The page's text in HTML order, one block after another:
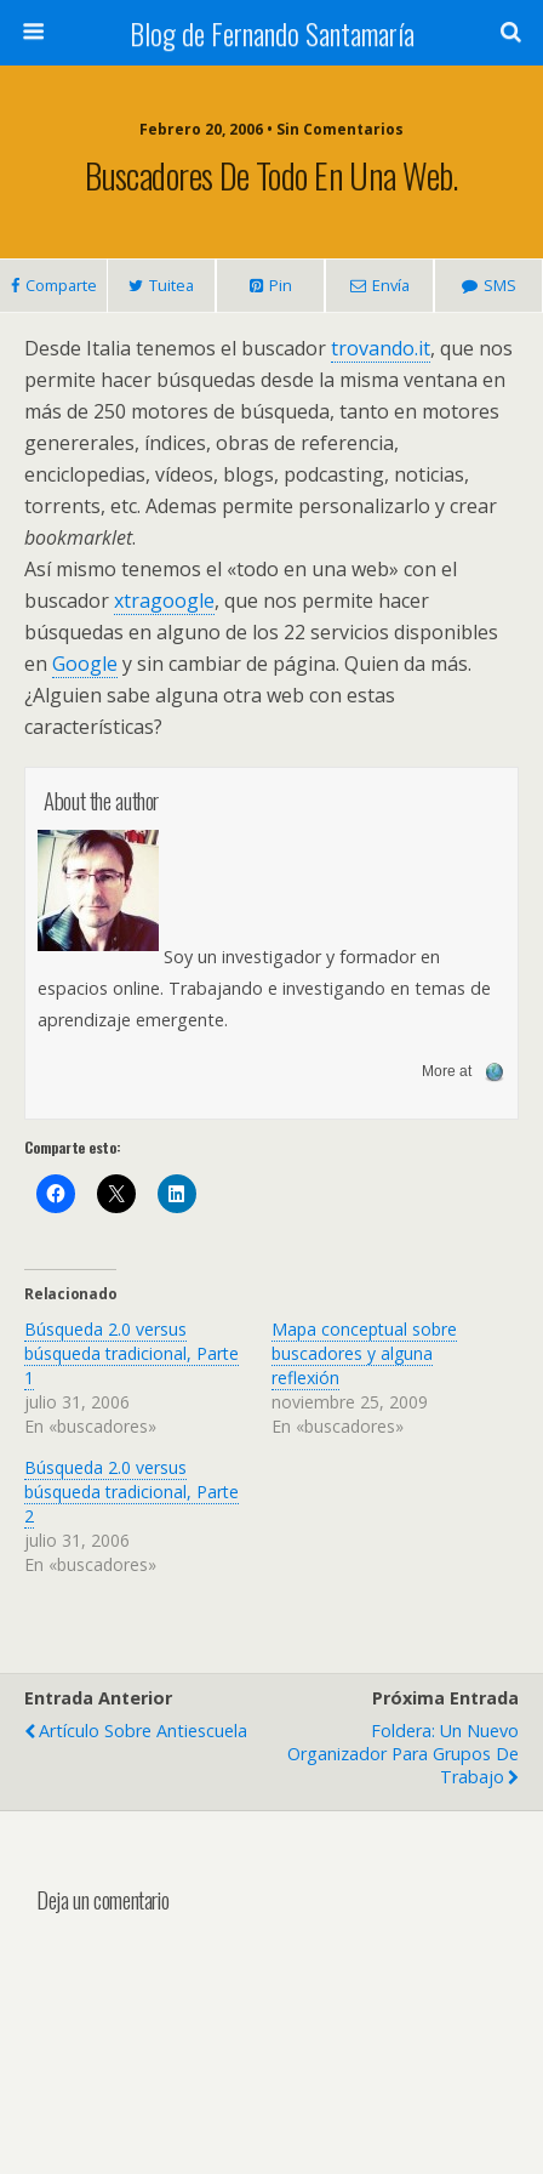
Blog de Fernando Santamaría
Febrero 20, 2006 • Sin Comentarios
Buscadores De Todo En Una Web.
Comparte Tuitea Pin Envía SMS
Desde Italia tenemos el buscadortrovando.it, que nos
permite hacer búsquedas desde la misma ventana en
más de 250 motores de búsqueda, tanto en motores
genererales, índices, obras de referencia,
enciclopedias, vídeos, blogs, podcasting, noticias,
torrents, etc. Ademas permite personalizarlo y crear
bookmarklet.
Así mismo tenemos el «todo en una web» con el
buscadorxtragoogle, que nos permite hacer
búsquedas en alguno de los 22 servicios disponibles
en Google y sin cambiar de página. Quien da más.
¿Alguien sabe alguna otra web con estas
características?
About the author
Soy un investigador y formador en
espacios online. Trabajando e investigando en temas de
aprendizaje emergente.
More at
Comparte esto:
Relacionado
Búsqueda 2.0 versus
búsqueda tradicional, Parte
1
julio 31, 2006
En «buscadores»
Mapa conceptual sobre
buscadores y alguna
reflexión
noviembre 25, 2009
En «buscadores»
Búsqueda 2.0 versus
búsqueda tradicional, Parte
2
julio 31, 2006
En «buscadores»
Entrada Anterior
Artículo Sobre Antiescuela
Próxima Entrada
Foldera: Un Nuevo
Organizador Para Grupos De
Trabajo
Deja un comentario